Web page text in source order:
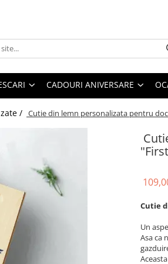
CADOURI ANIVERSARE
/ Cutie din lemn personalizata pentru
Cutie
Un
Asa ca